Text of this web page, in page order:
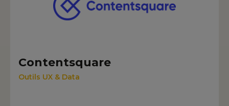
Contentsquare
Outils UX & Data